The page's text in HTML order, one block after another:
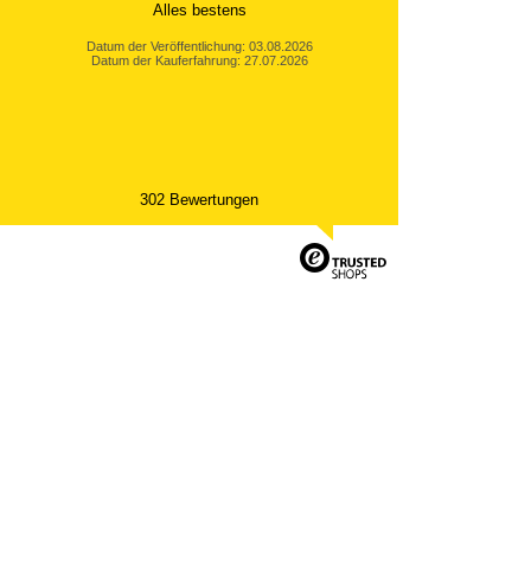
Alles bestens
Datum der Veröffentlichung: 03.08.2026
Datum der Kauferfahrung: 27.07.2026
302 Bewertungen